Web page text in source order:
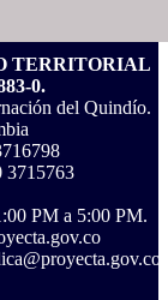
TERRITORIAL
0.
del Quindío.
3715763‬
PM a 5:00 PM.